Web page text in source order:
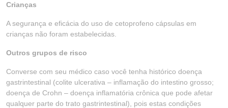
Crianças
A segurança e eficácia do uso de cetoprofeno cápsulas em
crianças não foram estabelecidas.
Outros grupos de risco
Converse com seu médico caso você tenha histórico doença
gastrintestinal (colite ulcerativa – inflamação do intestino grosso;
doença de Crohn – doença inflamatória crônica que pode afetar
qualquer parte do trato gastrintestinal), pois estas condições